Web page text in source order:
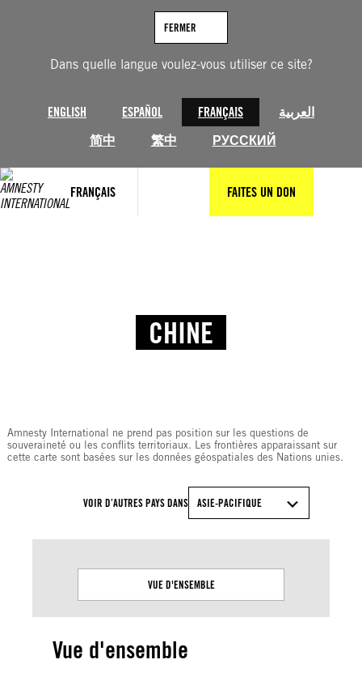
Dans quelle langue voulez-vous utiliser ce site?
ENGLISH ESPAÑOL FRANÇAIS
العربية
简中
繁中 РУССКИЙ
FERMER
FRANÇAIS FAITES UN DON
CHINE
Amnesty International ne prend pas position sur les questions de
souveraineté ou les conflits territoriaux. Les frontières apparaissant sur
cette carte sont basées sur les données géospatiales des Nations unies.
VOIR D’AUTRES PAYS DANS ASIE-PACIFIQUE
VUE D'ENSEMBLE
Vue d'ensemble